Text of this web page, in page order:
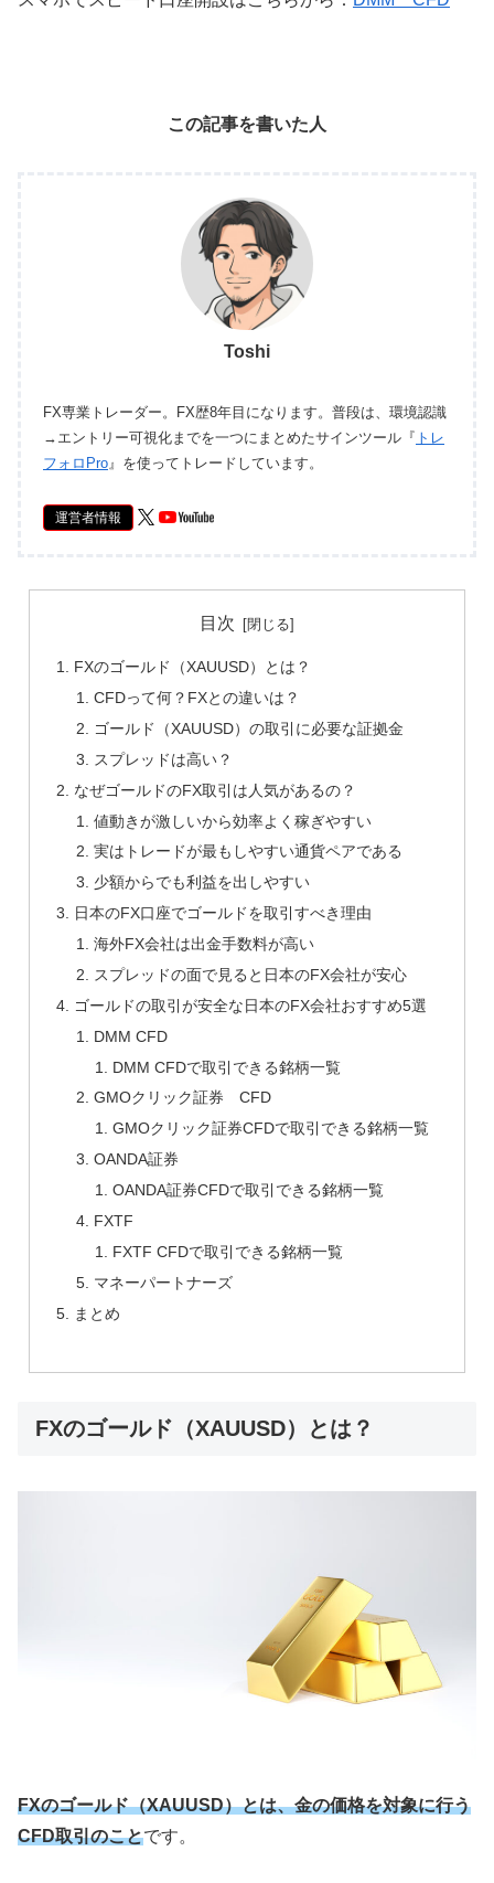
この記事を書いた人
Toshi
FX専業トレーダー。FX歴8年目になります。普段は、環境認識
→エントリー可視化までを一つにまとめたサインツール『 トレ
フォロPro 』を使ってトレードしています。
運営者情報
目次
FXのゴールド（XAUUSD）とは？
CFDって何？FXとの違いは？
ゴールド（XAUUSD）の取引に必要な証拠金
スプレッドは高い？
なぜゴールドのFX取引は人気があるの？
値動きが激しいから効率よく稼ぎやすい
実はトレードが最もしやすい通貨ペアである
少額からでも利益を出しやすい
日本のFX口座でゴールドを取引すべき理由
海外FX会社は出金手数料が高い
スプレッドの面で見ると日本のFX会社が安心
ゴールドの取引が安全な日本のFX会社おすすめ5選
DMM CFD
DMM CFDで取引できる銘柄一覧
GMOクリック証券 CFD
GMOクリック証券CFDで取引できる銘柄一覧
OANDA証券
OANDA証券CFDで取引できる銘柄一覧
FXTF
FXTF CFDで取引できる銘柄一覧
マネーパートナーズ
まとめ
FXのゴールド（XAUUSD）とは？
FXのゴールド（XAUUSD）とは、金の価格を対象に行う
CFD取引のことです。